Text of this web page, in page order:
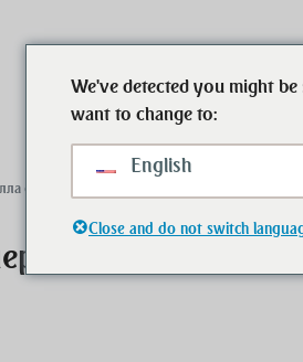
Начало
с 5 спальнями
вилла с 5
We've detected you might
want to change to:
English
Close and do not switch